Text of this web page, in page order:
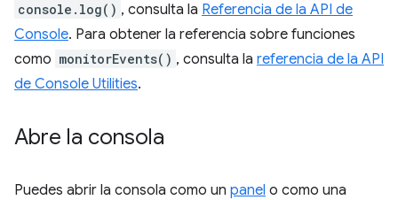
console.log() , consulta la Referencia de la API de
Console. Para obtener la referencia sobre funciones
como monitorEvents() , consulta la referencia de la API
de Console Utilities.
Abre la consola
Puedes abrir la consola como un panel o como una